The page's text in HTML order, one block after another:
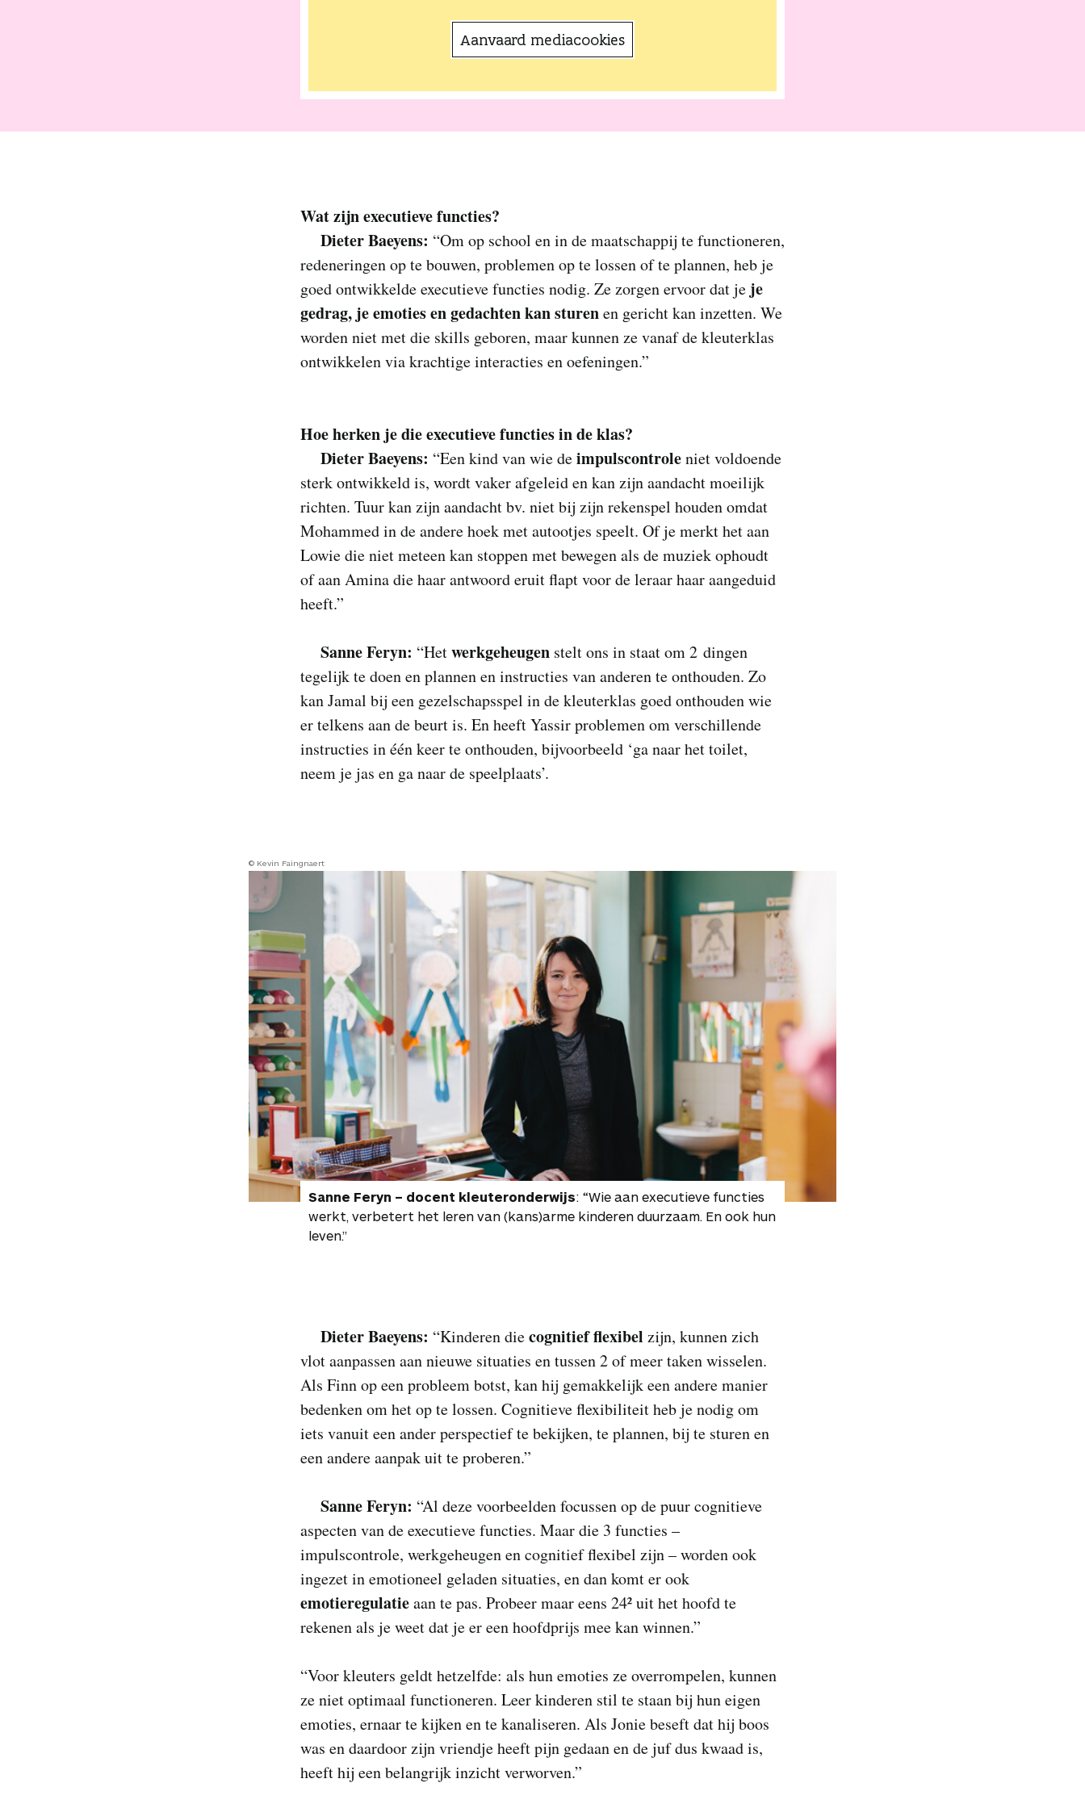
Aanvaard mediacookies
Wat zijn executieve functies?
Dieter Baeyens: “Om op school en in de maatschappij te functioneren,
redeneringen op te bouwen, problemen op te lossen of te plannen, heb je
goed ontwikkelde executieve functies nodig. Ze zorgen ervoor dat je je
gedrag, je emoties en gedachten kan sturenen gericht kan inzetten. We
worden niet met die skills geboren, maar kunnen ze vanaf de kleuterklas
ontwikkelen via krachtige interacties en oefeningen.”
Hoe herken je die executieve functies in de klas?
Dieter Baeyens: “Een kind van wie deimpulscontroleniet voldoende
sterk ontwikkeld is, wordt vaker afgeleid en kan zijn aandacht moeilijk
richten. Tuur kan zijn aandacht bv. niet bij zijn rekenspel houden omdat
Mohammed in de andere hoek met autootjes speelt. Of je merkt het aan
Lowie die niet meteen kan stoppen met bewegen als de muziek ophoudt
of aan Amina die haar antwoord eruit flapt voor de leraar haar aangeduid
heeft.”
Sanne Feryn: “Hetwerkgeheugen stelt ons in staat om 2 dingen
tegelijk te doen en plannen en instructies van anderen te onthouden. Zo
kan Jamal bij een gezelschapsspel in de kleuterklas goed onthouden wie
er telkens aan de beurt is. En heeft Yassir problemen om verschillende
instructies in één keer te onthouden, bijvoorbeeld ‘ga naar het toilet,
neem je jas en ga naar de speelplaats’.
© Kevin Faingnaert
Sanne Feryn – docent kleuteronderwijs: “Wie aan executieve functies
werkt, verbetert het leren van (kans)arme kinderen duurzaam. En ook hun
leven.”
Dieter Baeyens: “Kinderen diecognitief flexibel zijn, kunnen zich
vlot aanpassen aan nieuwe situaties en tussen 2 of meer taken wisselen.
Als Finn op een probleem botst, kan hij gemakkelijk een andere manier
bedenken om het op te lossen. Cognitieve flexibiliteit heb je nodig om
iets vanuit een ander perspectief te bekijken, te plannen, bij te sturen en
een andere aanpak uit te proberen.”
Sanne Feryn: “Al deze voorbeelden focussen op de puur cognitieve
aspecten van de executieve functies. Maar die 3 functies –
impulscontrole, werkgeheugen en cognitief flexibel zijn – worden ook
ingezet in emotioneel geladen situaties, en dan komt er ook
emotieregulatieaan te pas. Probeer maar eens 24² uit het hoofd te
rekenen als je weet dat je er een hoofdprijs mee kan winnen.”
“Voor kleuters geldt hetzelfde: als hun emoties ze overrompelen, kunnen
ze niet optimaal functioneren. Leer kinderen stil te staan bij hun eigen
emoties, ernaar te kijken en te kanaliseren. Als Jonie beseft dat hij boos
was en daardoor zijn vriendje heeft pijn gedaan en de juf dus kwaad is,
heeft hij een belangrijk inzicht verworven.”